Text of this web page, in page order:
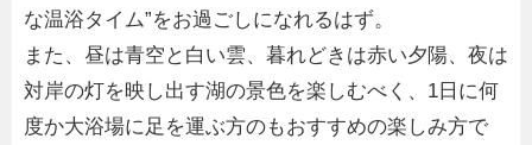
な温浴タイム”をお過ごしになれるはず。
また、昼は青空と白い雲、暮れどきは赤い夕陽、夜は
対岸の灯を映し出す湖の景色を楽しむべく、1日に何
度か大浴場に足を運ぶ方のもおすすめの楽しみ方で